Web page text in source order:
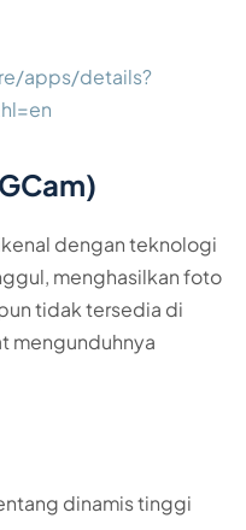
apps/details?
dengan teknologi
menghasilkan foto
tidak tersedia di
mengunduhnya
dinamis tinggi